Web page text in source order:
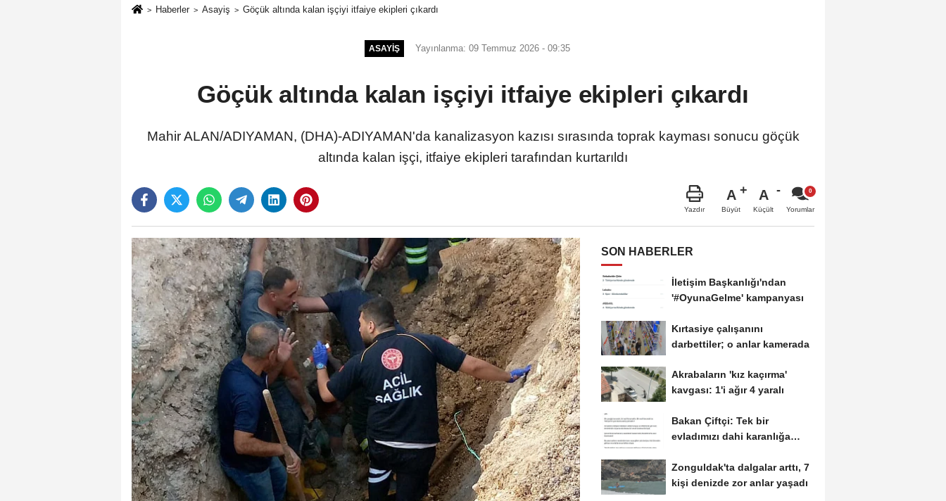
Haberler Asayiş Göçük altında kalan işçiyi itfaiye ekipleri çıkardı
ASAYIŞ Yayınlanma: 09 Temmuz 2026 - 09:35
Göçük altında kalan işçiyi itfaiye ekipleri çıkardı
Mahir ALAN/ADIYAMAN, (DHA)-ADIYAMAN'da kanalizasyon kazısı sırasında toprak kayması sonucu göçük
altında kalan işçi, itfaiye ekipleri tarafından kurtarıldı
Yazdır
A
Büyüt
A
Küçült Yorumlar
SON HABERLER
İletişim Başkanlığı'ndan
'#OyunaGelme' kampanyası
Kırtasiye çalışanını
darbettiler; o anlar kamerada
Akrabaların 'kız kaçırma'
kavgası: 1'i ağır 4 yaralı
Bakan Çiftçi: Tek bir
evladımızı dahi karanlığa
Zonguldak'ta dalgalar arttı, 7
kişi denizde zor anlar yaşadı